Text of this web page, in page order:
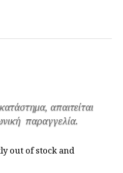
απαιτείται
παραγγελία.
out of stock and